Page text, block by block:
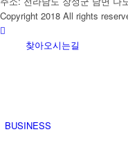
찾아오시는길
BUSINESS
Copyright 2018 All rights